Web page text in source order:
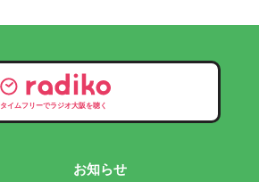
タイムフリーでラジオ大阪を聴く
お知らせ